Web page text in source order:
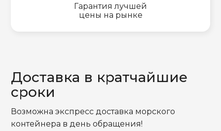
Гарантия лучшей
цены на рынке
Доставка в кратчайшие
сроки
Возможна экспресс доставка морского
контейнера в день обращения!